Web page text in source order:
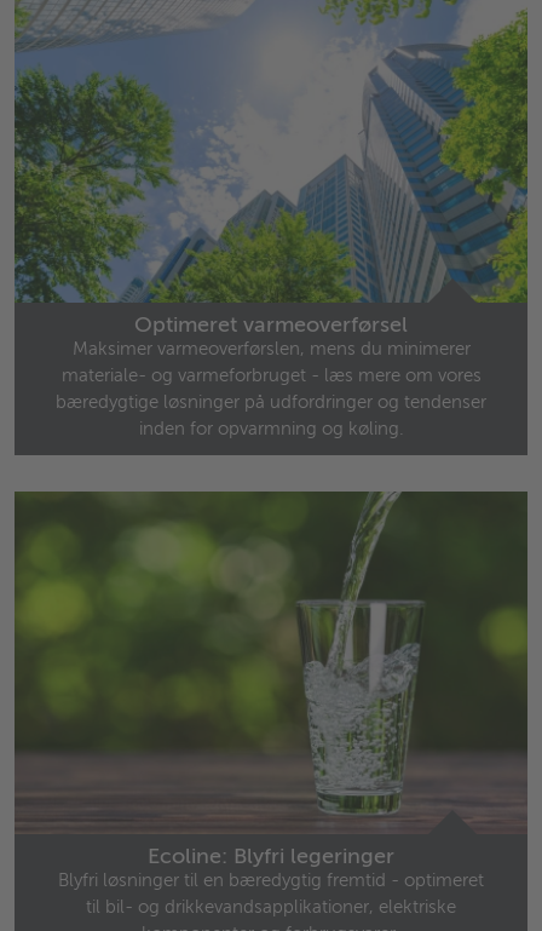
Optimeret varmeoverførsel
Maksimer varmeoverførslen, mens du minimerer
materiale- og varmeforbruget - læs mere om vores
bæredygtige løsninger på udfordringer og tendenser
inden for opvarmning og køling.
Ecoline: Blyfri legeringer
Blyfri løsninger til en bæredygtig fremtid - optimeret
til bil- og drikkevandsapplikationer, elektriske